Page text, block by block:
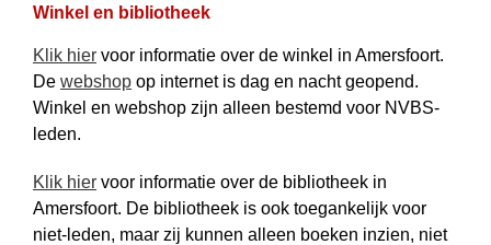
Winkel en bibliotheek
Klik hier voor informatie over de winkel in Amersfoort.
De webshop op internet is dag en nacht geopend.
Winkel en webshop zijn alleen bestemd voor NVBS-
leden.
Klik hier voor informatie over de bibliotheek in
Amersfoort. De bibliotheek is ook toegankelijk voor
niet-leden, maar zij kunnen alleen boeken inzien, niet